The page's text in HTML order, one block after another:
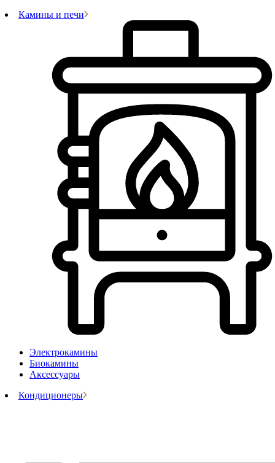
Камины и печи
Электрокамины
Биокамины
Аксессуары
Кондиционеры